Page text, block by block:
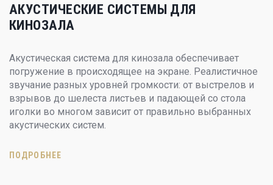
АКУСТИЧЕСКИЕ СИСТЕМЫ ДЛЯ
КИНОЗАЛА
Акустическая система для кинозала обеспечивает
погружение в происходящее на экране. Реалистичное
звучание разных уровней громкости: от выстрелов и
взрывов до шелеста листьев и падающей со стола
иголки во многом зависит от правильно выбранных
акустических систем.
ПОДРОБНЕЕ